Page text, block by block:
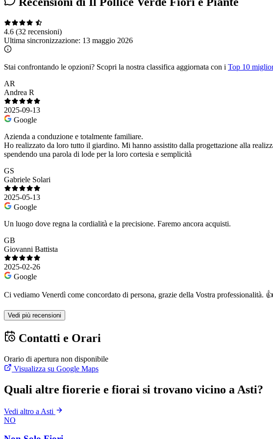
4.6 (32 recensioni)
Ultima sincronizzazione: 13 maggio 2026
Stai confrontando le opzioni? Scopri la nostra classifica aggiornata con i Top 10
AR
Andrea R
2025-09-13
Google
Azienda a conduzione e totalmente familiare.
Ho realizzato da loro tutto il giardino. Mi hanno assistito dalla progettazione alla
spendendo una parola di lode per la loro cortesia e semplicità
GS
Gabriele Solari
2025-05-13
Google
Un luogo dove regna la cordialità e la precisione. Faremo ancora acquisti.
GB
Giovanni Battista
2025-02-26
Google
Ci vediamo Venerdì come concordato di persona, grazie della Vostra professionalità. 👍
Vedi più recensioni
Contatti e Orari
Orario di apertura non disponibile
Visualizza su Google Maps
Quali altre fiorerie e fiorai si trovano vicino a Asti?
Vedi altro a Asti
NO